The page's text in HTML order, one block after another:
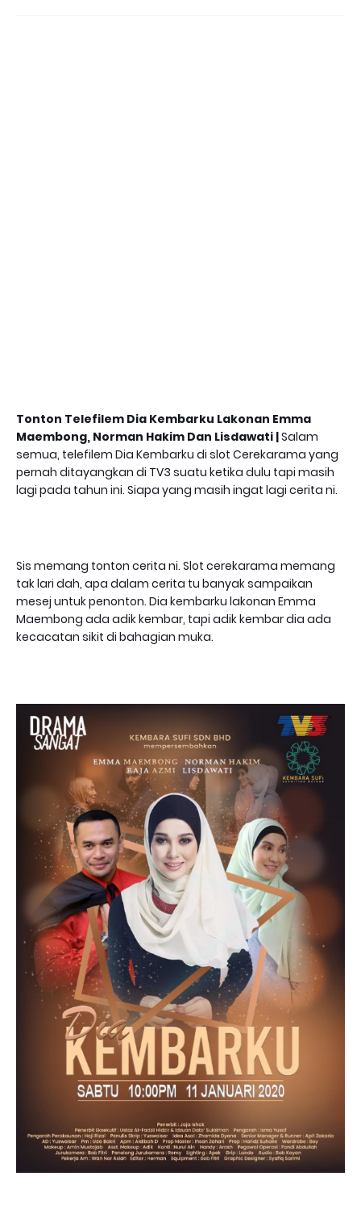
Tonton Telefilem Dia Kembarku Lakonan Emma
Maembong, Norman Hakim Dan Lisdawati |Salam
semua, telefilem Dia Kembarku di slot Cerekarama yang
pernah ditayangkan di TV3 suatu ketika dulu tapi masih
lagi pada tahun ini. Siapa yang masih ingat lagi cerita ni.
Sis memang tonton cerita ni. Slot cerekarama memang
tak lari dah, apa dalam cerita tu banyak sampaikan
mesej untuk penonton. Dia kembarku lakonan Emma
Maembong ada adik kembar, tapi adik kembar dia ada
kecacatan sikit di bahagian muka.